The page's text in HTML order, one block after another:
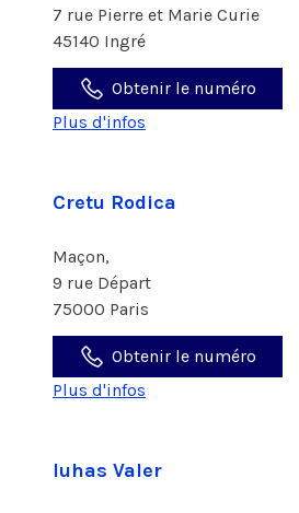
7 rue Pierre et Marie Curie
45140 Ingré
Obtenir le numéro
Plus d'infos
Cretu Rodica
Maçon,
9 rue Départ
75000 Paris
Obtenir le numéro
Plus d'infos
Iuhas Valer